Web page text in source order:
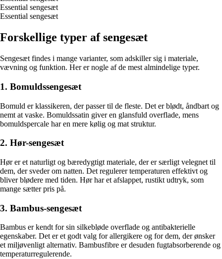
Essential sengesæt
Essential sengesæt
Forskellige typer af sengesæt
Sengesæt findes i mange varianter, som adskiller sig i materiale,
vævning og funktion. Her er nogle af de mest almindelige typer.
1. Bomuldssengesæt
Bomuld er klassikeren, der passer til de fleste. Det er blødt, åndbart og
nemt at vaske. Bomuldssatin giver en glansfuld overflade, mens
bomuldspercale har en mere kølig og mat struktur.
2. Hør-sengesæt
Hør er et naturligt og bæredygtigt materiale, der er særligt velegnet til
dem, der sveder om natten. Det regulerer temperaturen effektivt og
bliver blødere med tiden. Hør har et afslappet, rustikt udtryk, som
mange sætter pris på.
3. Bambus-sengesæt
Bambus er kendt for sin silkebløde overflade og antibakterielle
egenskaber. Det er et godt valg for allergikere og for dem, der ønsker
et miljøvenligt alternativ. Bambusfibre er desuden fugtabsorberende og
temperaturregulerende.